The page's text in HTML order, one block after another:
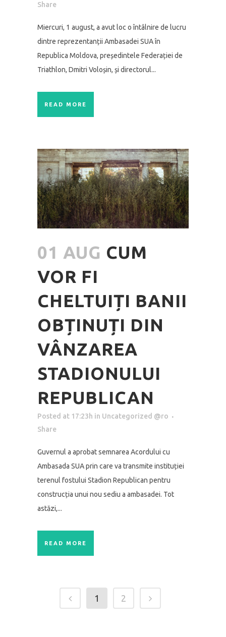
Share
Miercuri, 1 august, a avut loc o întâlnire de lucru
dintre reprezentanții Ambasadei SUA în
Republica Moldova, președintele Federației de
Triathlon, Dmitri Voloșin, și directorul...
READ MORE
01 AUG CUM
VOR FI
CHELTUIȚI BANII
OBȚINUȚI DIN
VÂNZAREA
STADIONULUI
REPUBLICAN
Posted at 17:23h in Uncategorized @ro
Share
Guvernul a aprobat semnarea Acordului cu
Ambasada SUA prin care va transmite instituției
terenul fostului Stadion Republican pentru
construcția unui nou sediu a ambasadei. Tot
astăzi,...
READ MORE
1 2